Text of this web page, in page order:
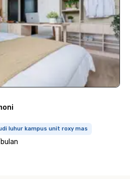
luhur kampus unit roxy mas
bulan